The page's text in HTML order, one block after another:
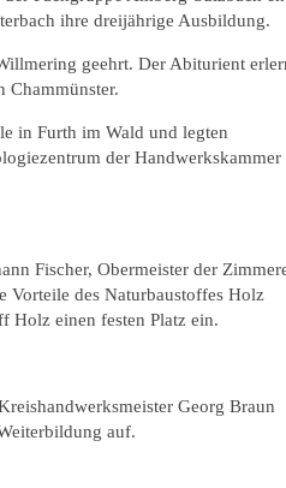
ihre dreijährige Ausbildung.
geehrt. Der Abiturient
Chammünster.
in Furth im Wald und legten
der Handwerkskammer
Fischer, Obermeister der
Vorteile des Naturbaustoffes Holz
Holz einen festen Platz ein.
Georg Braun
auf.